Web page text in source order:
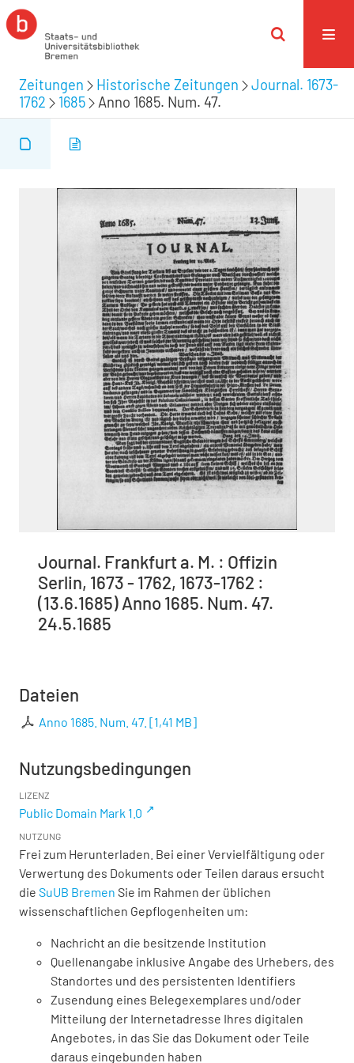
Zeitungen Historische Zeitungen
Journal. 1673-
1762
1685 Anno 1685. Num. 47.
Journal. Frankfurt a. M. : Offizin
Serlin, 1673 - 1762, 1673-1762 :
(13.6.1685) Anno 1685. Num. 47.
24.5.1685
Dateien
Anno 1685. Num. 47. [1,41 MB]
Nutzungsbedingungen
LIZENZ
Public Domain Mark 1.0
NUTZUNG
Frei zum Herunterladen. Bei einer Vervielfältigung oder
Verwertung des Dokuments oder Teilen daraus ersucht
die SuUB Bremen Sie im Rahmen der üblichen
wissenschaftlichen Gepflogenheiten um:
Nachricht an die besitzende Institution
Quellenangabe inklusive Angabe des Urhebers, des
Standortes und des persistenten Identifiers
Zusendung eines Belegexemplares und/oder
Mitteilung der Internetadresse Ihres digitalen
Angebotes, in das Sie das Dokument oder Teile
daraus eingebunden haben